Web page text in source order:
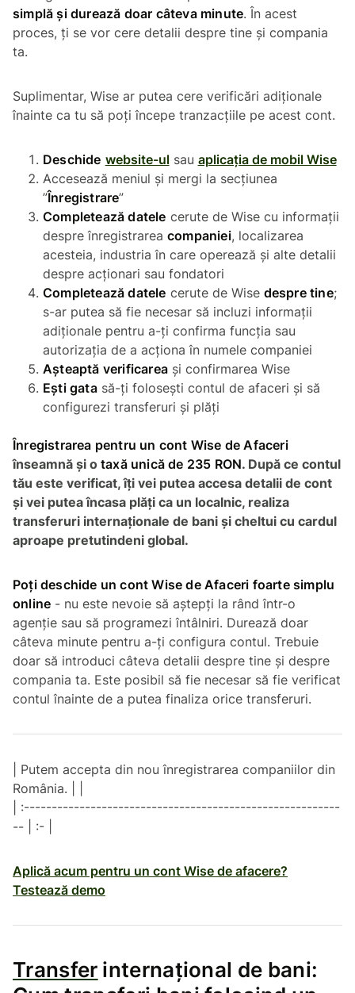
simplă și durează doar câteva minute. În acest
proces, ți se vor cere detalii despre tine și compania
ta.
Suplimentar, Wise ar putea cere verificări adiționale
înainte ca tu să poți începe tranzacțiile pe acest cont.
Deschide website-ulsau aplicația de mobil Wise
Accesează meniul și mergi la secțiunea
”Înregistrare”
Completează datele cerute de Wise cu informații
despre înregistrarea companiei, localizarea
acesteia, industria în care operează și alte detalii
despre acționari sau fondatori
Completează datele cerute de Wise despre tine;
s-ar putea să fie necesar să incluzi informații
adiționale pentru a-ți confirma funcția sau
autorizația de a acționa în numele companiei
Așteaptă verificarea și confirmarea Wise
Ești gatasă-ți folosești contul de afaceri și să
configurezi transferuri și plăți
Înregistrarea pentru un cont Wise de Afaceri
înseamnă și o taxă unică de 235 RON. După ce contul
tău este verificat, îți vei putea accesa detalii de cont
și vei putea încasa plăți ca un localnic, realiza
transferuri internaționale de bani și cheltui cu cardul
aproape pretutindeni global.
Poți deschide un cont Wise de Afaceri foarte simplu
online - nu este nevoie să aștepți la rând într-o
agenție sau să programezi întâlniri. Durează doar
câteva minute pentru a-ți configura contul. Trebuie
doar să introduci câteva detalii despre tine și despre
compania ta. Este posibil să fie necesar să fie verificat
contul înainte de a putea finaliza orice transferuri.
| Putem accepta din nou înregistrarea companiilor din
România. | |
| :---------------------------------------------------------
-- | :- |
Aplică acum pentru un cont Wise de afacere?
Testează demo
Transfer internațional de bani: